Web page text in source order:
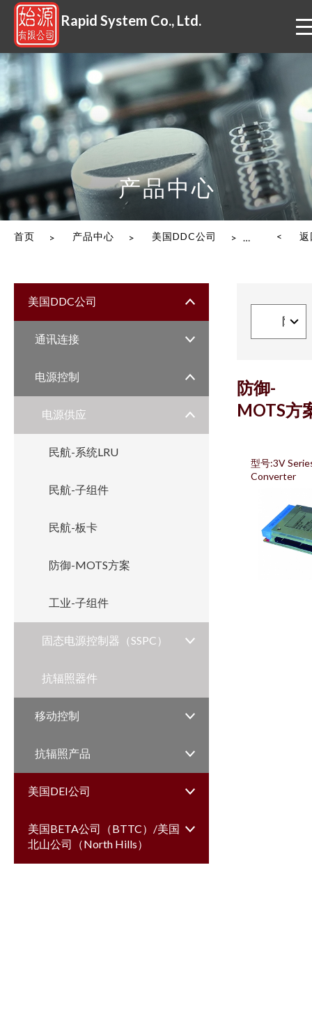
Rapid System Co., Ltd.
产品中心
首页 > 产品中心 > 美国DDC公司 > 电源控制< 返
美国DDC公司
通讯连接
电源控制
电源供应
民航-系统LRU
民航-子组件
民航-板卡
防御-MOTS方案
工业-子组件
固态电源控制器（SSPC）
抗辐照器件
移动控制
抗辐照产品
美国DEI公司
美国BETA公司（BTTC）/美国
北山公司（North Hills）
防御-
MOTS方
型号:3V
Converter